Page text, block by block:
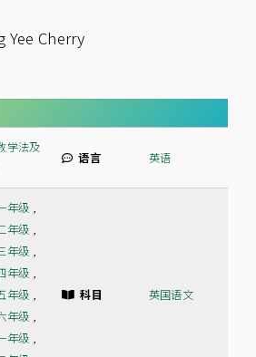
Yee Cherry
学法及
语言 英语
年级 ,
年级 ,
年级 ,
年级 ,
年级 ,
年级 ,
年级 ,
科目 英国语文